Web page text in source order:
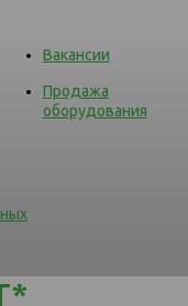
Вакансии
Продажа
оборудования